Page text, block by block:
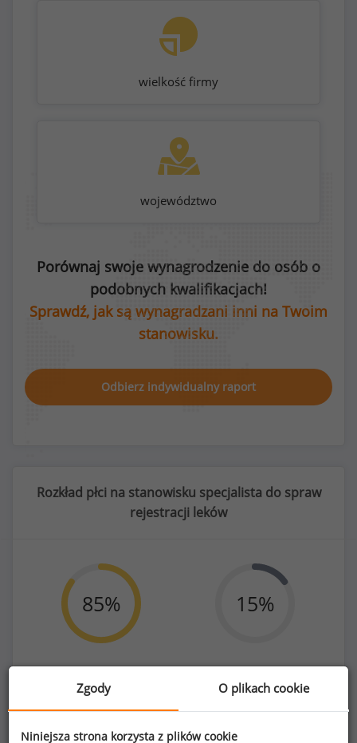
wielkość firmy
województwo
Porównaj swoje wynagrodzenie do osób o
podobnych kwalifikacjach!
Sprawdź, jak są wynagradzani inni na Twoim
stanowisku.
Odbierz indywidualny raport
Rozkład płci na stanowisku specjalista do spraw
rejestracji leków
85%
Kobiety
131
15%
Mężczyźni
Zgody O plikach cookie
Niniejsza strona korzysta z plików cookie